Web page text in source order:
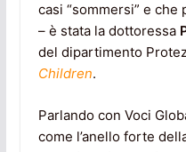
casi “sommersi” e
– è stata la dottoressa
del dipartimento
Children.
Parlando con Voci
come l’anello forte